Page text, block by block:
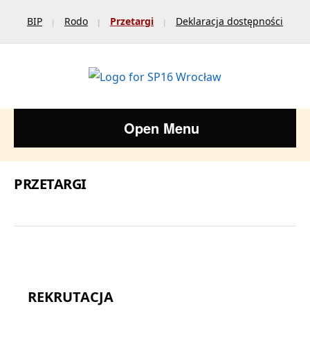
BIP Rodo Przetargi Deklaracja dostępności
Open Menu
REKRUTACJA
PRZETARGI